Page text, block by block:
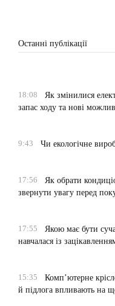
Останні публікації
18:08
Як змінилися
запас ходу та нові
9:43
Чи екологічне
17:56
Як обрати
звернути увагу перед
17:55
Якою має бути
навчалася із
15:35
Комп’ютерне
й підлога впливають на